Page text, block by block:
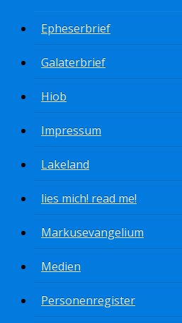
Epheserbrief
Galaterbrief
Hiob
Impressum
Lakeland
lies mich! read me!
Markusevangelium
Medien
Personenregister